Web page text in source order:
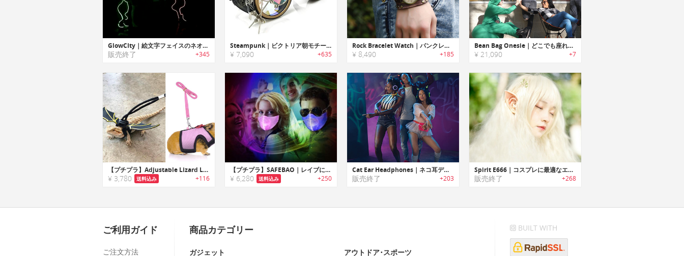
GlowCIty｜絵文字フェイスのネオンワイヤーコスチュームキット
販売終了 +345
Steampunk｜ビクトリア朝モチーフハンドメイドスチームパンクゴーグル
¥ 7,090 +635
Rock Bracelet Watch｜パンクレトロなレザービンテージウォッチ
¥ 8,490 +185
Bean Bag Onesie｜どこでも座れるクッション合体ジャンプスーツ
¥ 21,090 +7
【プチプラ】Adjustable Lizard Leash｜トカゲやペット用にデザインされたリーシュコード
¥ 3,780 送料込み +116
【プチプラ】SAFEBAO｜レイブにぴったりの暗闇で光るLEDマスク
¥ 6,280 送料込み +250
Cat Ear Headphones｜ネコ耳デザインワイヤレスヘッドフォン
販売終了 +203
Spirit E666｜コスプレに最適なエルフ耳デザインのイヤホン
販売終了 +268
ご利用ガイド
ご注文方法
商品カテゴリー
ガジェット アウトドア･スポーツ
BUILT WITH